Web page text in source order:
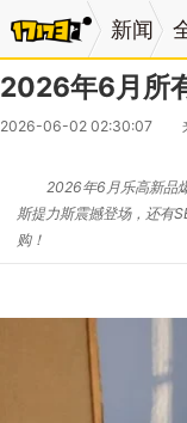
新闻
2026年6月所
2026-06-02 02:30:07
2026年6月乐高新品
斯提力斯震撼登场，还有
购！